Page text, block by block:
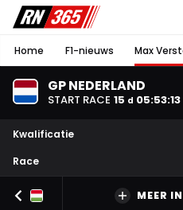
Home F1-nieuws Max
GP NEDERLAND
START RACE 15 d 05:53:12
Kwalificatie
Race
MEER